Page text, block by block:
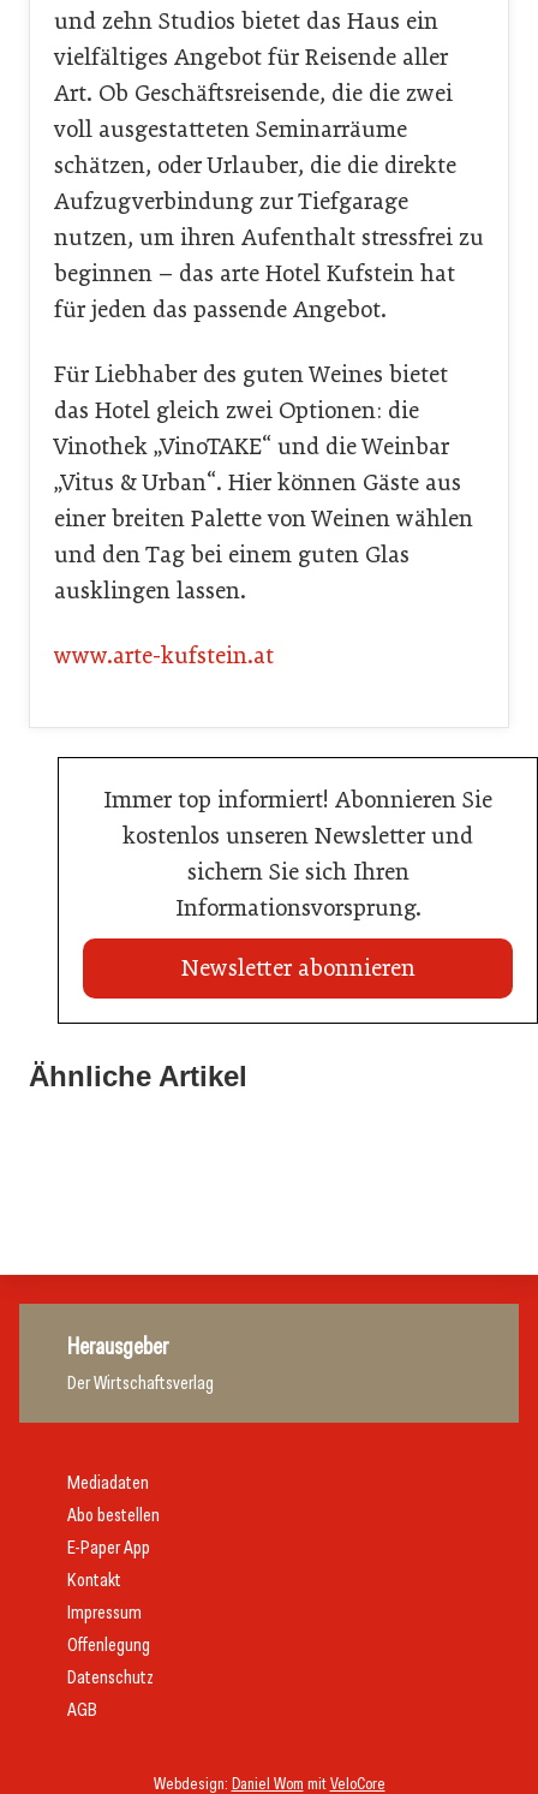
und zehn Studios bietet das Haus ein
vielfältiges Angebot für Reisende aller
Art. Ob Geschäftsreisende, die die zwei
voll ausgestatteten Seminarräume
schätzen, oder Urlauber, die die direkte
Aufzugverbindung zur Tiefgarage
nutzen, um ihren Aufenthalt stressfrei zu
beginnen – das arte Hotel Kufstein hat
für jeden das passende Angebot.
Für Liebhaber des guten Weines bietet
das Hotel gleich zwei Optionen: die
Vinothek „VinoTAKE“ und die Weinbar
„Vitus & Urban“. Hier können Gäste aus
einer breiten Palette von Weinen wählen
und den Tag bei einem guten Glas
ausklingen lassen.
www.arte-kufstein.at
Immer top informiert! Abonnieren Sie
kostenlos unseren Newsletter und
sichern Sie sich Ihren
Informationsvorsprung.
Newsletter abonnieren
Ähnliche Artikel
Land Steiermark startet Qualitätsoffensive für die
Herausgeber
Der Wirtschaftsverlag
Webdesign: Daniel Wom mitVeloCore
Mediadaten
Abo bestellen
E-Paper App
Kontakt
Impressum
Offenlegung
Datenschutz
AGB